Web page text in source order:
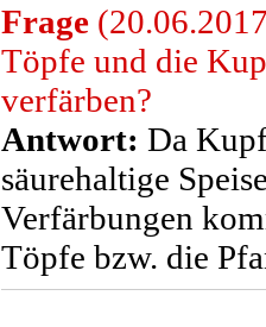
Frage
Töpfe und die
verfärben?
Antwort: Da
säurehaltige
Verfärbungen
Töpfe bzw. die